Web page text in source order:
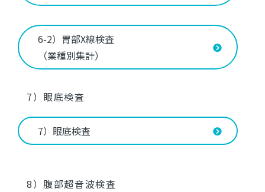
6-2）胃部X線検査
（業種別集計）
7）眼底検査
7）眼底検査
8）腹部超音波検査